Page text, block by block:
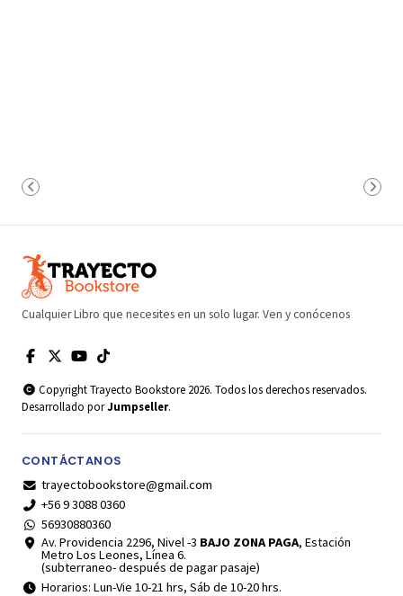
Cualquier Libro que necesites en un solo lugar. Ven y conócenos
Copyright Trayecto Bookstore 2026. Todos los derechos reservados.
Desarrollado porJumpseller.
CONTÁCTANOS
trayectobookstore@gmail.com
+56 9 3088 0360
56930880360
Av. Providencia 2296, Nivel -3 BAJO ZONA PAGA, Estación
Metro Los Leones, Línea 6.
(subterraneo- después de pagar pasaje)
Horarios: Lun-Vie 10-21 hrs, Sáb de 10-20 hrs.